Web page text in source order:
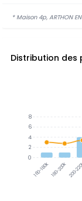
* Maison 4p, ARTHON
Distribution des
160-180k180-200k200-
8
6
4
2
0